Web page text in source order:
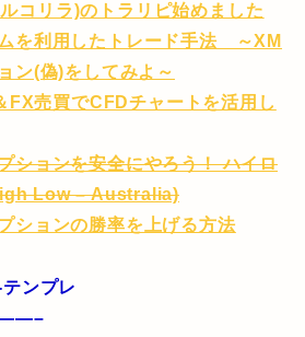
コリラ)のトラリピ始めました
を利用したトレード手法 ～XM
ン(偽)をしてみよ～
FX売買でCFDチャートを活用し
ションを安全にやろう！ ハイロ
Low – Australia)
ションの勝率を上げる方法
プレ